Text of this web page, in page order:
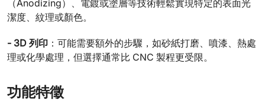
（Anodizing）、電鍍或塗層等技術輕鬆實現特定的表面光
潔度、紋理或顏色。
- 3D 列印 ：可能需要額外的步驟，如砂紙打磨、噴漆、熱處
理或化學處理，但選擇通常比 CNC 製程更受限。
功能特徵